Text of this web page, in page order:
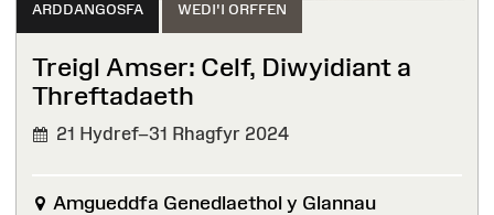
ARDDANGOSFA WEDI'I ORFFEN
Treigl Amser: Celf, Diwyidiant a
Threftadaeth
21 Hydref–31 Rhagfyr 2024
WEDI'I
Amgueddfa Genedlaethol y Glannau